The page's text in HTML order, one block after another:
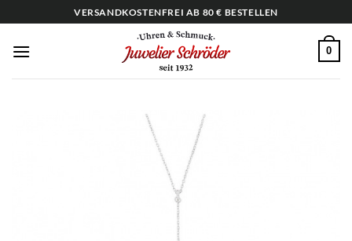
Inhalt
springen
VERSANDKOSTENFREI AB 80 € BESTELLEN
0